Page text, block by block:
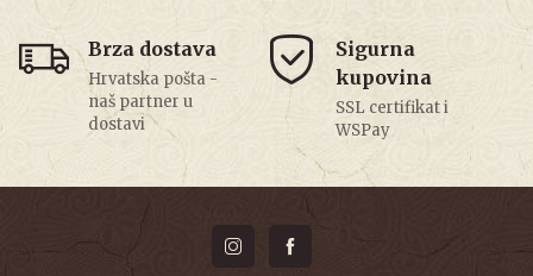
Brza dostava
Hrvatska pošta -
naš partner u
dostavi
Sigurna
kupovina
SSL certifikat i
WSPay